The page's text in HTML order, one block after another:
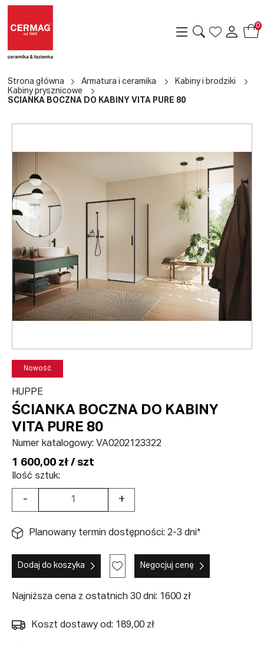
0
Strona główna Armatura i ceramika
Kabiny i brodziki
Kabiny prysznicowe
ŚCIANKA BOCZNA DO KABINY VITA PURE 80
Nowość
HUPPE
ŚCIANKA BOCZNA DO KABINY
VITA PURE 80
Numer katalogowy: VA0202123322
1 600,00 zł / szt
Ilość sztuk:
- +
Planowany termin dostępności: 2-3 dni*
Dodaj do koszyka Negocjuj cenę
Najniższa cena z ostatnich 30 dni: 1600 zł
Koszt dostawy od: 189,00 zł